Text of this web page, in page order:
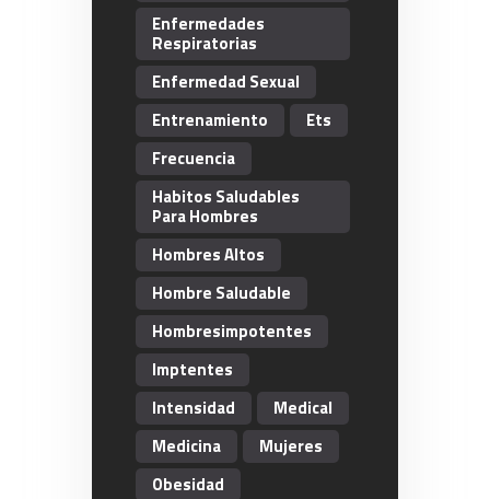
Enfermedades
Respiratorias
Enfermedad Sexual
Entrenamiento
Ets
Frecuencia
Habitos Saludables
Para Hombres
Hombres Altos
Hombre Saludable
Hombresimpotentes
Imptentes
Intensidad
Medical
Medicina
Mujeres
Obesidad